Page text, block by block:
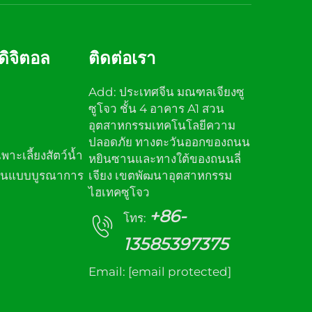
จิตอล
าะเลี้ยงสัตว์น้ำ
แบบบูรณาการ
ติดต่อเรา
Add: ประเทศจีน มณฑลเจียงซู
ซูโจว ชั้น 4 อาคาร A1 สวน
อุตสาหกรรมเทคโนโลยีความ
ปลอดภัย ทางตะวันออกของถนน
หยินซานและทางใต้ของถนนลี่
เจียง เขตพัฒนาอุตสาหกรรม
ไฮเทคซูโจว
โทร: +86-
13585397375
Email: [email protected]